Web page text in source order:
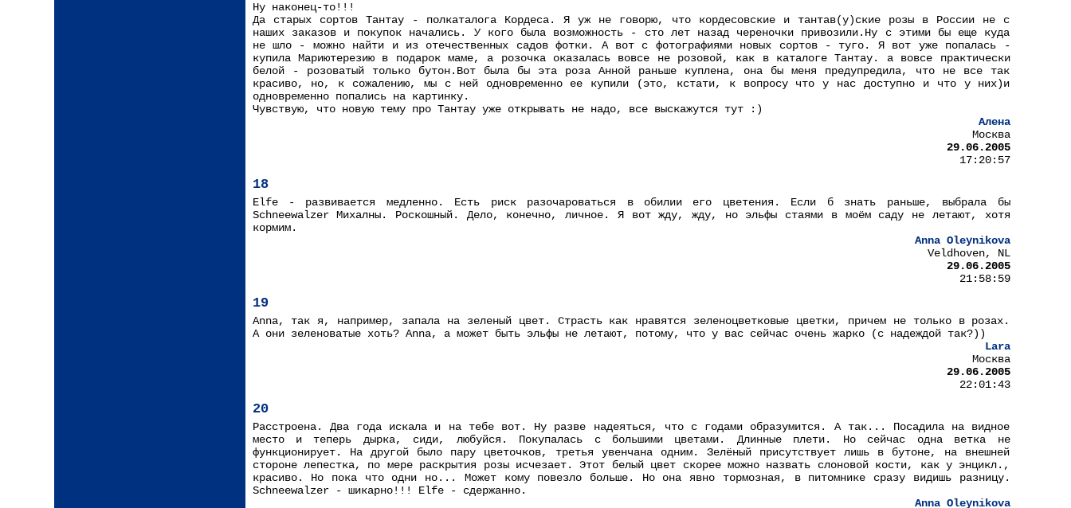
Ну наконец-то!!!
Да старых сортов Тантау - полкаталога Кордеса. Я уж не говорю, что кордесовские и тантав(у)ские розы в России не с
наших заказов и покупок начались. У кого была возможность - сто лет назад череночки привозили.Ну с этими бы еще куда
не шло - можно найти и из отечественных садов фотки. А вот с фотографиями новых сортов - туго. Я вот уже попалась -
купила Мариютерезию в подарок маме, а розочка оказалась вовсе не розовой, как в каталоге Тантау. а вовсе практически
белой - розоватый только бутон.Вот была бы эта роза Анной раньше куплена, она бы меня предупредила, что не все так
красиво, но, к сожалению, мы с ней одновременно ее купили (это, кстати, к вопросу что у нас доступно и что у них)и
одновременно попались на картинку.
Чувствую, что новую тему про Тантау уже открывать не надо, все выскажутся тут :)
Алена
Москва
29.06.2005
17:20:57
18
Elfe - развивается медленно. Есть риск разочароваться в обилии его цветения. Если б знать раньше, выбрала бы
Schneewalzer Михалны. Роскошный. Дело, конечно, личное. Я вот жду, жду, но эльфы стаями в моём саду не летают, хотя
кормим.
Anna Oleynikova
Veldhoven, NL
29.06.2005
21:58:59
19
Anna, так я, например, запала на зеленый цвет. Страсть как нравятся зеленоцветковые цветки, причем не только в розах.
А они зеленоватые хоть? Anna, а может быть эльфы не летают, потому, что у вас сейчас очень жарко (с надеждой так?))
Lara
Москва
29.06.2005
22:01:43
20
Расстроена. Два года искала и на тебе вот. Ну разве надеяться, что с годами образумится. А так... Посадила на видное
место и теперь дырка, сиди, любуйся. Покупалась с большими цветами. Длинные плети. Но сейчас одна ветка не
функционирует. На другой было пару цветочков, третья увенчана одним. Зелёный присутствует лишь в бутоне, на внешней
стороне лепестка, по мере раскрытия розы исчезает. Этот белый цвет скорее можно назвать слоновой кости, как у энцикл.,
красиво. Но пока что одни но... Может кому повезло больше. Но она явно тормозная, в питомнике сразу видишь разницу.
Schneewalzer - шикарно!!! Elfe - сдержанно.
Anna Oleynikova